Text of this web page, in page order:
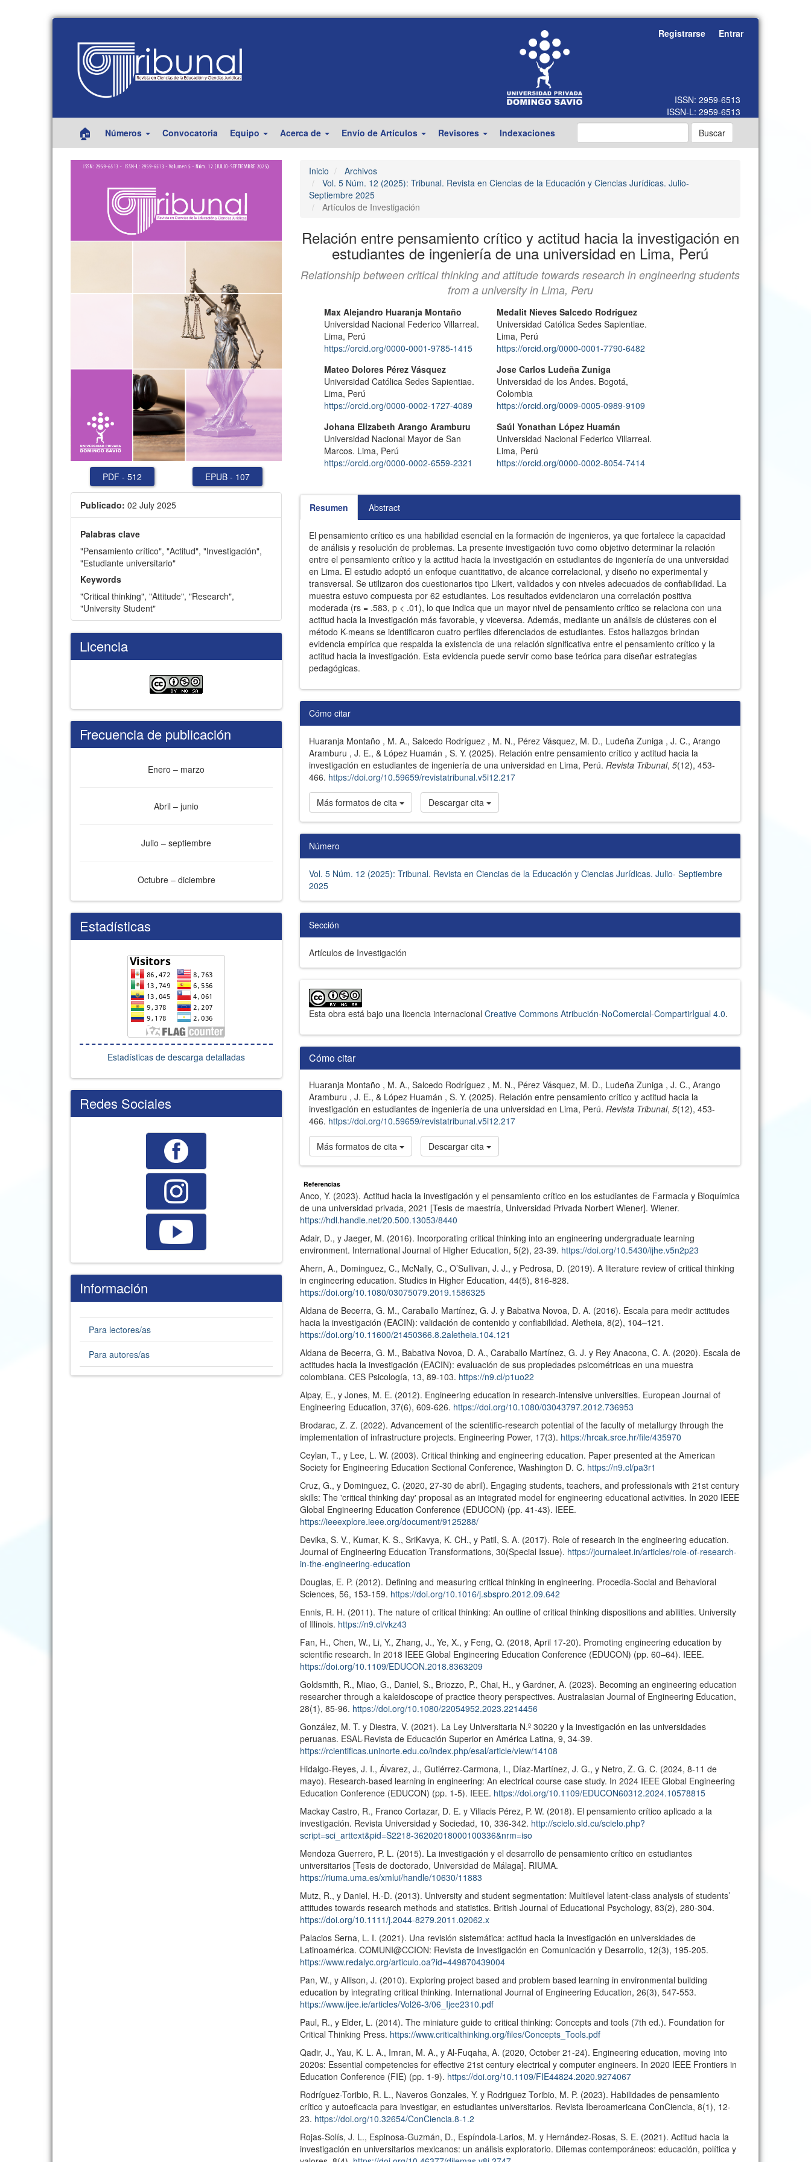
Contenido
principal
Barra
lateral
Registrarse Entrar
🏠 Números Convocatoria Equipo Acerca de Envío de Artículos Revisores Indexaciones Buscar
PDF - 512 EPUB- 107
Publicado: 02 July 2025
Palabras clave
"Pensamiento crítico", "Actitud", "Investigación",
"Estudiante universitario"
Keywords
"Critical thinking", "Attitude", "Research",
"University Student"
Licencia
Frecuencia de publicación
Enero – marzo
Abril – junio
Julio – septiembre
Octubre – diciembre
Estadísticas
Estadísticas de descarga detalladas
Redes Sociales
Información
Para lectores/as
Para autores/as
Inicio
Archivos
Vol. 5 Núm. 12 (2025): Tribunal. Revista en Ciencias de la Educación y Ciencias Jurídicas. Julio-
Septiembre 2025
Artículos de Investigación
Relación entre pensamiento crítico y actitud hacia la investigación en
estudiantes de ingeniería de una universidad en Lima, Perú
Relationship between critical thinking and attitude towards research in engineering students
from a university in Lima, Peru
Contenido
principal
artículo
Autores/as
Max Alejandro Huaranja Montaño
Universidad Nacional Federico Villarreal.
Lima, Perú
https://orcid.org/0000-0001-9785-1415
Medalit Nieves Salcedo Rodríguez
Universidad Católica Sedes Sapientiae.
Lima, Perú
https://orcid.org/0000-0001-7790-6482
Mateo Dolores Pérez Vásquez
Universidad Católica Sedes Sapientiae.
Lima, Perú
https://orcid.org/0000-0002-1727-4089
Jose Carlos Ludeña Zuniga
Universidad de los Andes. Bogotá,
Colombia
https://orcid.org/0009-0005-0989-9109
Johana Elizabeth Arango Aramburu
Universidad Nacional Mayor de San
Marcos. Lima, Perú
https://orcid.org/0000-0002-6559-2321
Saúl Yonathan López Huamán
Universidad Nacional Federico Villarreal.
Lima, Perú
https://orcid.org/0000-0002-8054-7414
Resumen Abstract
El pensamiento crítico es una habilidad esencial en la formación de ingenieros, ya que fortalece la capacidad
de análisis y resolución de problemas. La presente investigación tuvo como objetivo determinar la relación
entre el pensamiento crítico y la actitud hacia la investigación en estudiantes de ingeniería de una universidad
en Lima. El estudio adoptó un enfoque cuantitativo, de alcance correlacional, y diseño no experimental y
transversal. Se utilizaron dos cuestionarios tipo Likert, validados y con niveles adecuados de confiabilidad. La
muestra estuvo compuesta por 62 estudiantes. Los resultados evidenciaron una correlación positiva
moderada (rs = .583, p < .01), lo que indica que un mayor nivel de pensamiento crítico se relaciona con una
actitud hacia la investigación más favorable, y viceversa. Además, mediante un análisis de clústeres con el
método K-means se identificaron cuatro perfiles diferenciados de estudiantes. Estos hallazgos brindan
evidencia empírica que respalda la existencia de una relación significativa entre el pensamiento crítico y la
actitud hacia la investigación. Esta evidencia puede servir como base teórica para diseñar estrategias
pedagógicas.
Detalles
del
artículo
Cómo citar
Huaranja Montaño , M. A., Salcedo Rodríguez , M. N., Pérez Vásquez, M. D., Ludeña Zuniga , J. C., Arango
Aramburu , J. E., & López Huamán , S. Y. (2025). Relación entre pensamiento crítico y actitud hacia la
investigación en estudiantes de ingeniería de una universidad en Lima, Perú. Revista Tribunal, 5(12), 453-
466. https://doi.org/10.59659/revistatribunal.v5i12.217
Más formatos de cita Descargar cita
Número
Vol. 5 Núm. 12 (2025): Tribunal. Revista en Ciencias de la Educación y Ciencias Jurídicas. Julio- Septiembre
2025
Sección
Artículos de Investigación
Esta obra está bajo una licencia internacional Creative Commons Atribución-NoComercial-CompartirIgual 4.0.
Cómo citar
Huaranja Montaño , M. A., Salcedo Rodríguez , M. N., Pérez Vásquez, M. D., Ludeña Zuniga , J. C., Arango
Aramburu , J. E., & López Huamán , S. Y. (2025). Relación entre pensamiento crítico y actitud hacia la
investigación en estudiantes de ingeniería de una universidad en Lima, Perú. Revista Tribunal, 5(12), 453-
466. https://doi.org/10.59659/revistatribunal.v5i12.217
Más formatos de cita Descargar cita
Referencias
Anco, Y. (2023). Actitud hacia la investigación y el pensamiento crítico en los estudiantes de Farmacia y Bioquímica
de una universidad privada, 2021 [Tesis de maestría, Universidad Privada Norbert Wiener]. Wiener.
https://hdl.handle.net/20.500.13053/8440
Adair, D., y Jaeger, M. (2016). Incorporating critical thinking into an engineering undergraduate learning
environment. International Journal of Higher Education, 5(2), 23-39. https://doi.org/10.5430/ijhe.v5n2p23
Ahern, A., Dominguez, C., McNally, C., O’Sullivan, J. J., y Pedrosa, D. (2019). A literature review of critical thinking
in engineering education. Studies in Higher Education, 44(5), 816-828.
https://doi.org/10.1080/03075079.2019.1586325
Aldana de Becerra, G. M., Caraballo Martínez, G. J. y Babativa Novoa, D. A. (2016). Escala para medir actitudes
hacia la investigación (EACIN): validación de contenido y confiabilidad. Aletheia, 8(2), 104–121.
https://doi.org/10.11600/21450366.8.2aletheia.104.121
Aldana de Becerra, G. M., Babativa Novoa, D. A., Caraballo Martínez, G. J. y Rey Anacona, C. A. (2020). Escala de
actitudes hacia la investigación (EACIN): evaluación de sus propiedades psicométricas en una muestra
colombiana. CES Psicología, 13, 89-103. https://n9.cl/p1uo22
Alpay, E., y Jones, M. E. (2012). Engineering education in research-intensive universities. European Journal of
Engineering Education, 37(6), 609-626. https://doi.org/10.1080/03043797.2012.736953
Brodarac, Z. Z. (2022). Advancement of the scientific-research potential of the faculty of metallurgy through the
implementation of infrastructure projects. Engineering Power, 17(3). https://hrcak.srce.hr/file/435970
Ceylan, T., y Lee, L. W. (2003). Critical thinking and engineering education. Paper presented at the American
Society for Engineering Education Sectional Conference, Washington D. C. https://n9.cl/pa3r1
Cruz, G., y Dominguez, C. (2020, 27-30 de abril). Engaging students, teachers, and professionals with 21st century
skills: The 'critical thinking day' proposal as an integrated model for engineering educational activities. In 2020 IEEE
Global Engineering Education Conference (EDUCON) (pp. 41-43). IEEE.
https://ieeexplore.ieee.org/document/9125288/
Devika, S. V., Kumar, K. S., SriKavya, K. CH., y Patil, S. A. (2017). Role of research in the engineering education.
Journal of Engineering Education Transformations, 30(Special Issue). https://journaleet.in/articles/role-of-research-
in-the-engineering-education
Douglas, E. P. (2012). Defining and measuring critical thinking in engineering. Procedia-Social and Behavioral
Sciences, 56, 153-159. https://doi.org/10.1016/j.sbspro.2012.09.642
Ennis, R. H. (2011). The nature of critical thinking: An outline of critical thinking dispositions and abilities. University
of Illinois. https://n9.cl/vkz43
Fan, H., Chen, W., Li, Y., Zhang, J., Ye, X., y Feng, Q. (2018, April 17-20). Promoting engineering education by
scientific research. In 2018 IEEE Global Engineering Education Conference (EDUCON) (pp. 60–64). IEEE.
https://doi.org/10.1109/EDUCON.2018.8363209
Goldsmith, R., Miao, G., Daniel, S., Briozzo, P., Chai, H., y Gardner, A. (2023). Becoming an engineering education
researcher through a kaleidoscope of practice theory perspectives. Australasian Journal of Engineering Education,
28(1), 85-96. https://doi.org/10.1080/22054952.2023.2214456
González, M. T. y Diestra, V. (2021). La Ley Universitaria N.º 30220 y la investigación en las universidades
peruanas. ESAL-Revista de Educación Superior en América Latina, 9, 34-39.
https://rcientificas.uninorte.edu.co/index.php/esal/article/view/14108
Hidalgo-Reyes, J. I., Álvarez, J., Gutiérrez-Carmona, I., Díaz-Martínez, J. G., y Netro, Z. G. C. (2024, 8-11 de
mayo). Research-based learning in engineering: An electrical course case study. In 2024 IEEE Global Engineering
Education Conference (EDUCON) (pp. 1-5). IEEE. https://doi.org/10.1109/EDUCON60312.2024.10578815
Mackay Castro, R., Franco Cortazar, D. E. y Villacis Pérez, P. W. (2018). El pensamiento crítico aplicado a la
investigación. Revista Universidad y Sociedad, 10, 336-342. http://scielo.sld.cu/scielo.php?
script=sci_arttext&pid=S2218-36202018000100336&nrm=iso
Mendoza Guerrero, P. L. (2015). La investigación y el desarrollo de pensamiento crítico en estudiantes
universitarios [Tesis de doctorado, Universidad de Málaga]. RIUMA.
https://riuma.uma.es/xmlui/handle/10630/11883
Mutz, R., y Daniel, H.-D. (2013). University and student segmentation: Multilevel latent-class analysis of students’
attitudes towards research methods and statistics. British Journal of Educational Psychology, 83(2), 280-304.
https://doi.org/10.1111/j.2044-8279.2011.02062.x
Palacios Serna, L. I. (2021). Una revisión sistemática: actitud hacia la investigación en universidades de
Latinoamérica. COMUNI@CCION: Revista de Investigación en Comunicación y Desarrollo, 12(3), 195-205.
https://www.redalyc.org/articulo.oa?id=449870439004
Pan, W., y Allison, J. (2010). Exploring project based and problem based learning in environmental building
education by integrating critical thinking. International Journal of Engineering Education, 26(3), 547-553.
https://www.ijee.ie/articles/Vol26-3/06_Ijee2310.pdf
Paul, R., y Elder, L. (2014). The miniature guide to critical thinking: Concepts and tools (7th ed.). Foundation for
Critical Thinking Press. https://www.criticalthinking.org/files/Concepts_Tools.pdf
Qadir, J., Yau, K. L. A., Imran, M. A., y Al-Fuqaha, A. (2020, October 21-24). Engineering education, moving into
2020s: Essential competencies for effective 21st century electrical y computer engineers. In 2020 IEEE Frontiers in
Education Conference (FIE) (pp. 1-9). https://doi.org/10.1109/FIE44824.2020.9274067
Rodríguez-Toribio, R. L., Naveros Gonzales, Y. y Rodriguez Toribio, M. P. (2023). Habilidades de pensamiento
crítico y autoeficacia para investigar, en estudiantes universitarios. Revista Iberoamericana ConCiencia, 8(1), 12-
23. https://doi.org/10.32654/ConCiencia.8-1.2
Rojas-Solís, J. L., Espinosa-Guzmán, D., Espíndola-Larios, M. y Hernández-Rosas, S. E. (2021). Actitud hacia la
investigación en universitarios mexicanos: un análisis exploratorio. Dilemas contemporáneos: educación, política y